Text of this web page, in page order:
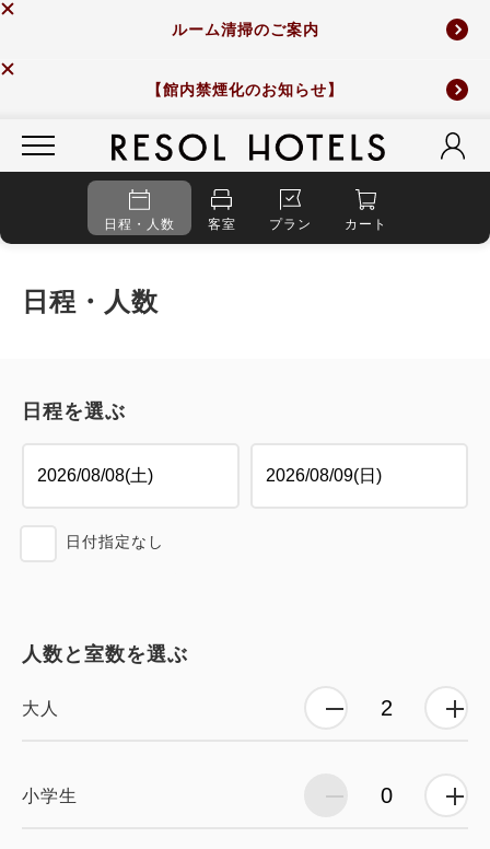
ルーム清掃のご案内
【館内禁煙化のお知らせ】
日程・人数 客室 プラン カート
日程・人数
日程を選ぶ
日付指定なし
人数と室数を選ぶ
大人
小学生